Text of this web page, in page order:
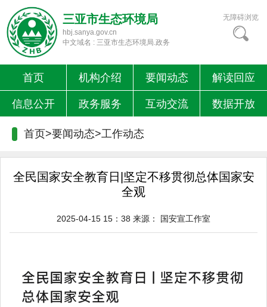
三亚市生态环境局
hbj.sanya.gov.cn
中文域名 : 三亚市生态环境局.政务
无障碍浏览
首页 机构介绍 要闻动态 解读回应
信息公开 政务服务 互动交流 数据开放
首页>要闻动态>工作动态
全民国家安全教育日|坚定不移贯彻总体国家安
全观
2025-04-15 15：38 来源： 国安宣工作室